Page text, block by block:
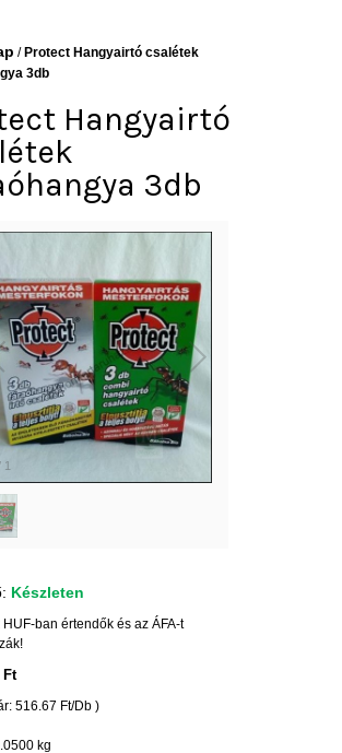
/ Protect Hangyairtó csalétek
3db
Hangyairtó
3db
1
Készleten
ban értendők és az ÁFA-t
Ft
516.67 Ft/Db )
kg